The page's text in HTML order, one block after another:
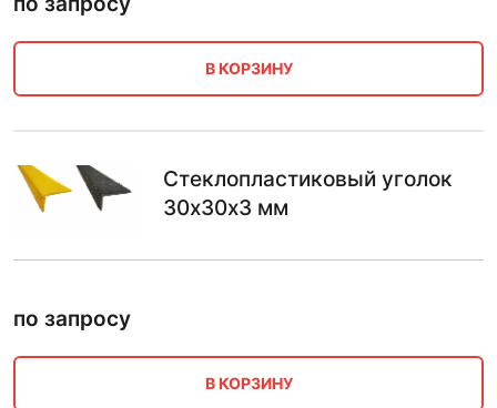
В КОРЗИНУ
Стеклопластиковый уголок
30х30х3 мм
по запросу
В КОРЗИНУ